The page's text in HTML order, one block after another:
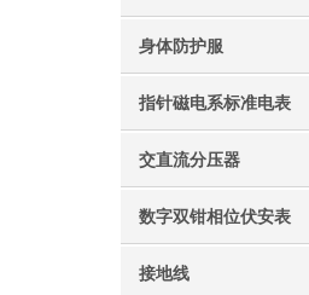
身体防护服
指针磁电系标准电表
交直流分压器
数字双钳相位伏安表
接地线